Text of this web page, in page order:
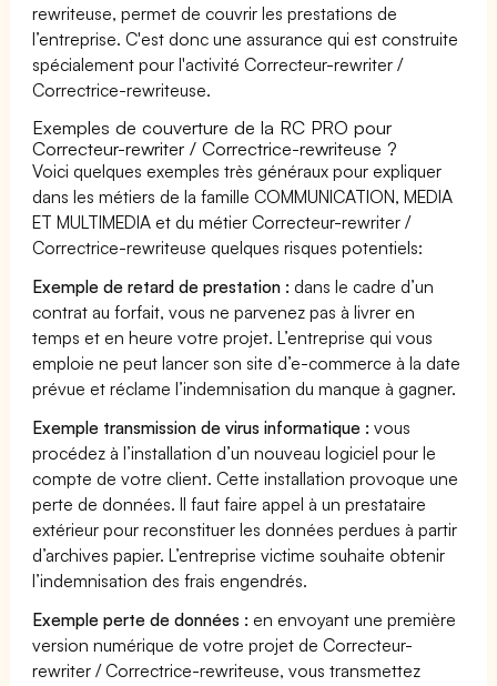
rewriteuse, permet de couvrir les prestations de
l’entreprise. C'est donc une assurance qui est construite
spécialement pour l'activité Correcteur-rewriter /
Correctrice-rewriteuse.
Exemples de couverture de la RC PRO pour
Correcteur-rewriter / Correctrice-rewriteuse ?
Voici quelques exemples très généraux pour expliquer
dans les métiers de la famille COMMUNICATION, MEDIA
ET MULTIMEDIA et du métier Correcteur-rewriter /
Correctrice-rewriteuse quelques risques potentiels:
Exemple de retard de prestation : dans le cadre d’un
contrat au forfait, vous ne parvenez pas à livrer en
temps et en heure votre projet. L’entreprise qui vous
emploie ne peut lancer son site d’e-commerce à la date
prévue et réclame l’indemnisation du manque à gagner.
Exemple transmission de virus informatique : vous
procédez à l’installation d’un nouveau logiciel pour le
compte de votre client. Cette installation provoque une
perte de données. Il faut faire appel à un prestataire
extérieur pour reconstituer les données perdues à partir
d’archives papier. L’entreprise victime souhaite obtenir
l’indemnisation des frais engendrés.
Exemple perte de données : en envoyant une première
version numérique de votre projet de Correcteur-
rewriter / Correctrice-rewriteuse, vous transmettez